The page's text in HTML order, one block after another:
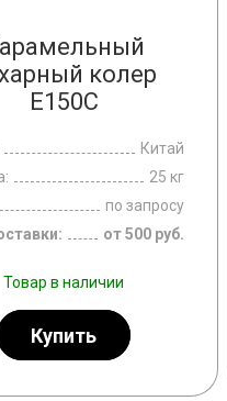
колер
E150С
Китай
25 кг
по запросу
от 500 руб.
Товар в наличии
Купить